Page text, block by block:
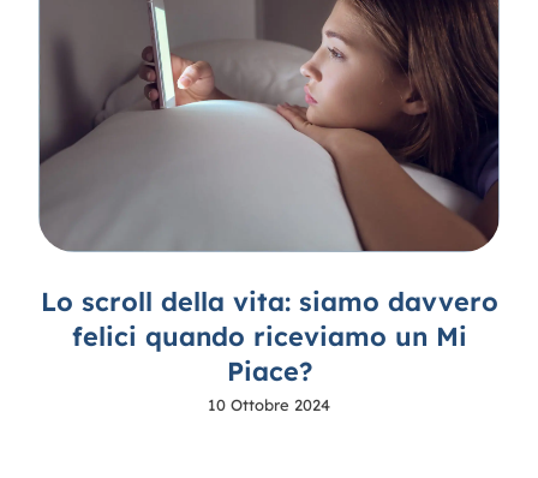
Lo scroll della vita: siamo davvero
felici quando riceviamo un Mi
Piace?
10 Ottobre 2024